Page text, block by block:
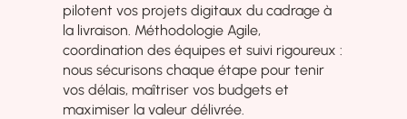
pilotent vos projets digitaux du cadrage à
la livraison. Méthodologie Agile,
coordination des équipes et suivi rigoureux :
nous sécurisons chaque étape pour tenir
vos délais, maîtriser vos budgets et
maximiser la valeur délivrée.